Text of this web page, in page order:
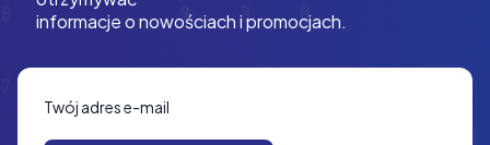
informacje o nowościach i promocjach.
Twój adres e-mail